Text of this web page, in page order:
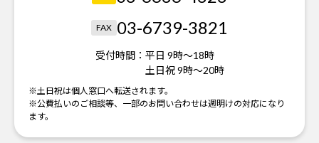
FAX 03-6739-3821
受付時間： 平日 9時～18時
土日祝 9時～20時
※土日祝は個人窓口へ転送されます。
※公費払いのご相談等、一部のお問い合わせは週明けの対応になり
ます。